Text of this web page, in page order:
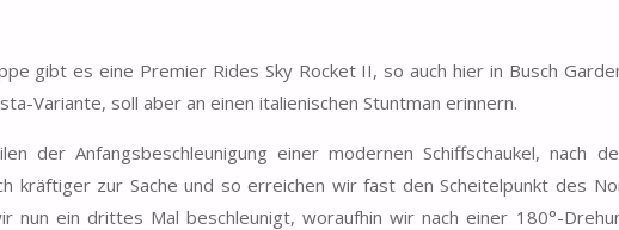
gibt es eine Premier Rides Sky Rocket II, so auch hier in Busch
Variante, soll aber an einen italienischen Stuntman erinnern.
Anfangsbeschleunigung einer modernen Schiffschaukel, nach
kräftiger zur Sache und so erreichen wir fast den Scheitelpunkt des
nun ein drittes Mal beschleunigt, woraufhin wir nach einer 180°-